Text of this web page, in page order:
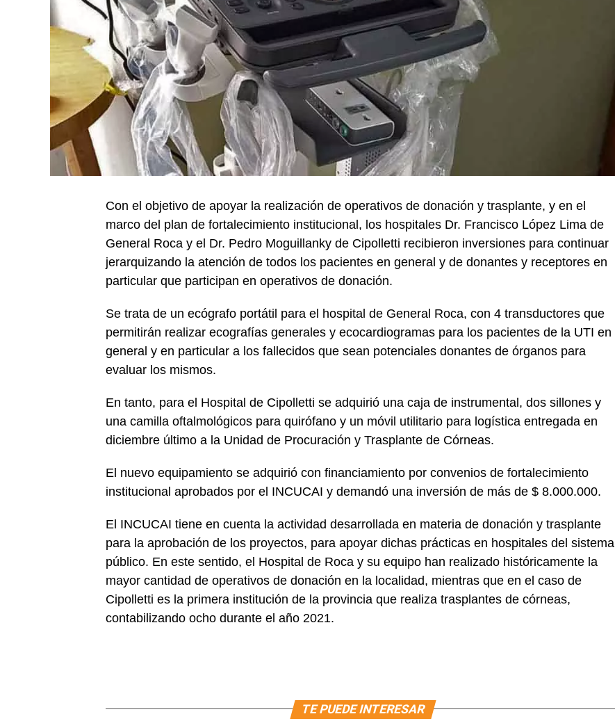
Con el objetivo de apoyar la realización de operativos de donación y trasplante, y en el
marco del plan de fortalecimiento institucional, los hospitales Dr. Francisco López Lima de
General Roca y el Dr. Pedro Moguillanky de Cipolletti recibieron inversiones para continuar
jerarquizando la atención de todos los pacientes en general y de donantes y receptores en
particular que participan en operativos de donación.
Se trata de un ecógrafo portátil para el hospital de General Roca, con 4 transductores que
permitirán realizar ecografías generales y ecocardiogramas para los pacientes de la UTI en
general y en particular a los fallecidos que sean potenciales donantes de órganos para
evaluar los mismos.
En tanto, para el Hospital de Cipolletti se adquirió una caja de instrumental, dos sillones y
una camilla oftalmológicos para quirófano y un móvil utilitario para logística entregada en
diciembre último a la Unidad de Procuración y Trasplante de Córneas.
El nuevo equipamiento se adquirió con financiamiento por convenios de fortalecimiento
institucional aprobados por el INCUCAI y demandó una inversión de más de $ 8.000.000.
El INCUCAI tiene en cuenta la actividad desarrollada en materia de donación y trasplante
para la aprobación de los proyectos, para apoyar dichas prácticas en hospitales del sistema
público. En este sentido, el Hospital de Roca y su equipo han realizado históricamente la
mayor cantidad de operativos de donación en la localidad, mientras que en el caso de
Cipolletti es la primera institución de la provincia que realiza trasplantes de córneas,
contabilizando ocho durante el año 2021.
TE PUEDE INTERESAR